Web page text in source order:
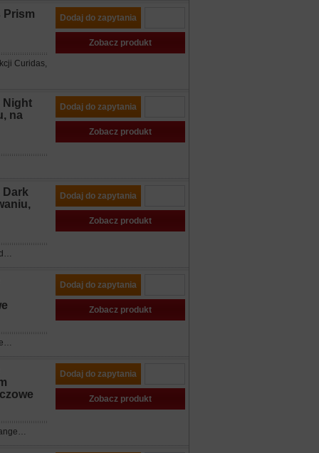
Prism
Curidas,
Dodaj do zapytania
Zobacz produkt
Night
na
Dodaj do zapytania
Zobacz produkt
Dark
Dodaj do zapytania
Zobacz produkt
Dodaj do zapytania
Zobacz produkt
Dodaj do zapytania
Zobacz produkt